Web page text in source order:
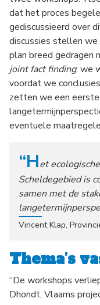
dat het proces
gediscussieerd over
discussies stellen we
plan breed gedragen
joint fact finding: we
voordat we
zetten we een
eventuele
“Het
Scheldegebied is
samen met de
Vincent Klap,
Thema’s
“De workshops
Dhondt, Vlaams